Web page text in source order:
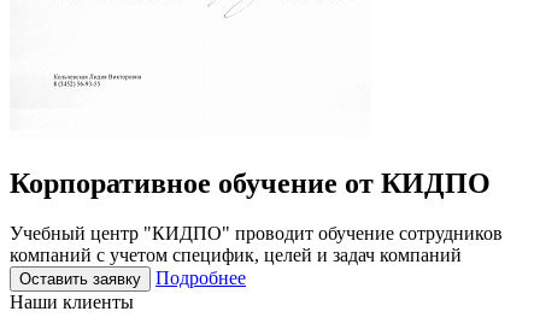
Корпоративное обучение от КИДПО
Учебный центр "КИДПО" проводит обучение сотрудников
компаний с учетом специфик, целей и задач компаний
Оставить заявку
Подробнее
Наши клиенты